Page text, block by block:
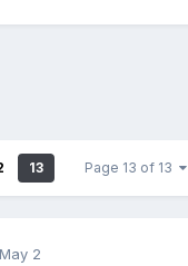
13 Page 13 of 13
May 2